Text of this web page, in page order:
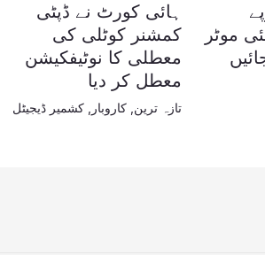
موٹر
ہائی کورٹ نے ڈپٹی
کمشنر کوٹلی کی
معطلی کا نوٹیفکیشن
معطل کر دیا
تازہ ترین ,کاروبار ,کشمیر ڈیجیٹل